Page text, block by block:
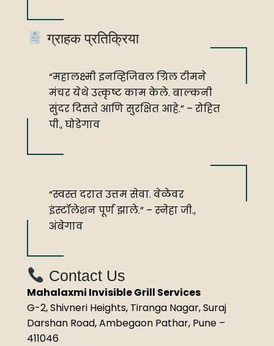
ग्राहक प्रतिक्रिया
“महालक्ष्मी इनव्हिजिबल ग्रिल टीमने
मंचर येथे उत्कृष्ट काम केले. बाल्कनी
सुंदर दिसते आणि सुरक्षित आहे.” – रोहित
पी., घोडेगाव
“स्वस्त दरात उत्तम सेवा. वेळेवर
इंस्टॉलेशन पूर्ण झाले.” – स्नेहा जी.,
अंबेगाव
Contact Us
Mahalaxmi Invisible Grill Services
G-2, Shivneri Heights, Tiranga Nagar, Suraj
Darshan Road, Ambegaon Pathar, Pune –
411046